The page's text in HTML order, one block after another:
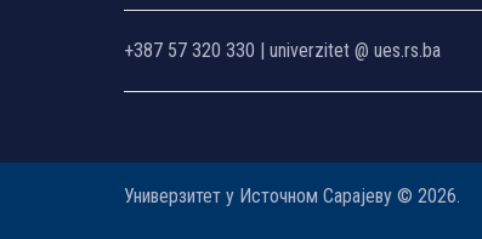
+387 57 320 330 | univerzitet @ ues.rs.ba
Универзитет у Источном Сарајеву © 2026.